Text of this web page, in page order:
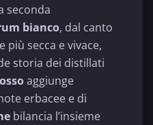
seconda
bianco, dal canto
più secca e vivace,
storia dei distillati
aggiunge
erbacee e di
bilancia l’insieme